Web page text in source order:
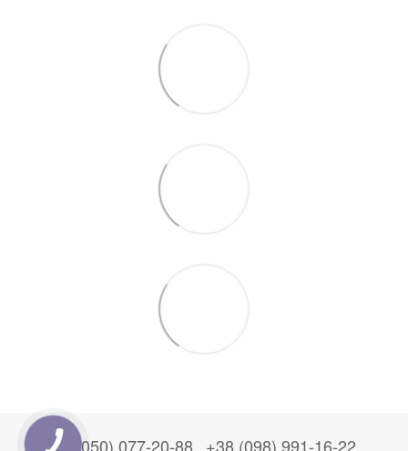
+38 (050) 077-20-88 +38 (098) 991-16-22